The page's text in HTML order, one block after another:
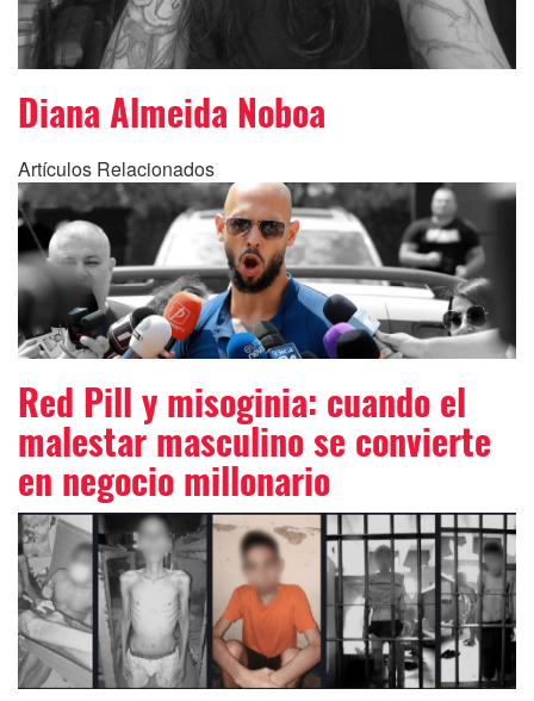
Diana Almeida Noboa
Artículos Relacionados
Red Pill y misoginia: cuando el
malestar masculino se convierte
en negocio millonario